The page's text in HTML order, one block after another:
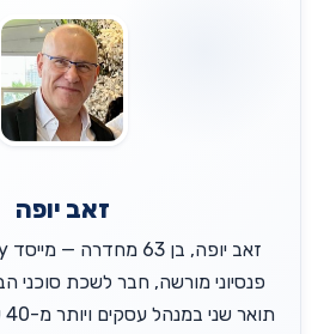
זאב יופה
פנסיוני מורשה, חבר לשכת סוכני